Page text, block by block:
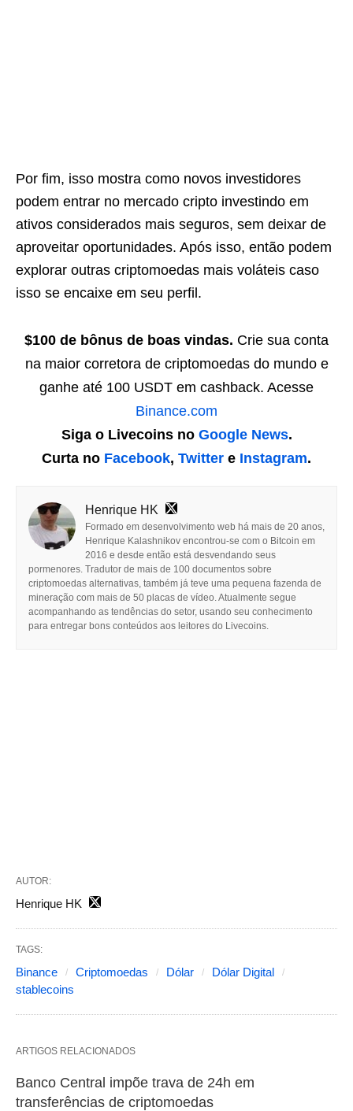
Por fim, isso mostra como novos investidores
podem entrar no mercado cripto investindo em
ativos considerados mais seguros, sem deixar de
aproveitar oportunidades. Após isso, então podem
explorar outras criptomoedas mais voláteis caso
isso se encaixe em seu perfil.
$100 de bônus de boas vindas. Crie sua conta
na maior corretora de criptomoedas do mundo e
ganhe até 100 USDT em cashback. Acesse
Binance.com
Siga o Livecoins no Google News.
Curta no Facebook, Twitter e Instagram.
Henrique HK
Formado em desenvolvimento web há mais de 20 anos,
Henrique Kalashnikov encontrou-se com o Bitcoin em
2016 e desde então está desvendando seus
pormenores. Tradutor de mais de 100 documentos sobre
criptomoedas alternativas, também já teve uma pequena fazenda de
mineração com mais de 50 placas de vídeo. Atualmente segue
acompanhando as tendências do setor, usando seu conhecimento
para entregar bons conteúdos aos leitores do Livecoins.
AUTOR:
Henrique HK
TAGS:
Binance Criptomoedas Dólar
Dólar Digital
stablecoins
ARTIGOS RELACIONADOS
Banco Central impõe trava de 24h em
transferências de criptomoedas